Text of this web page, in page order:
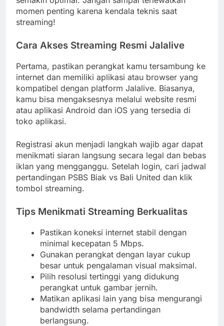
momen penting karena kendala teknis saat
streaming!
Cara Akses Streaming Resmi Jalalive
Pertama, pastikan perangkat kamu tersambung ke
internet dan memiliki aplikasi atau browser yang
kompatibel dengan platform Jalalive. Biasanya,
kamu bisa mengaksesnya melalui website resmi
atau aplikasi Android dan iOS yang tersedia di
toko aplikasi.
Registrasi akun menjadi langkah wajib agar dapat
menikmati siaran langsung secara legal dan bebas
iklan yang mengganggu. Setelah login, cari jadwal
pertandingan PSBS Biak vs Bali United dan klik
tombol streaming.
Tips Menikmati Streaming Berkualitas
Pastikan koneksi internet stabil dengan
minimal kecepatan 5 Mbps.
Gunakan perangkat dengan layar cukup
besar untuk pengalaman visual maksimal.
Pilih resolusi tertinggi yang didukung
perangkat untuk gambar jernih.
Matikan aplikasi lain yang bisa mengurangi
bandwidth selama pertandingan
berlangsung.